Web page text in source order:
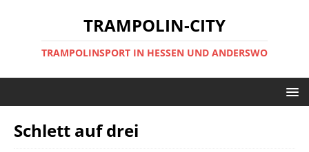
TRAMPOLIN-CITY
TRAMPOLINSPORT IN HESSEN UND ANDERSWO
Schlett auf drei